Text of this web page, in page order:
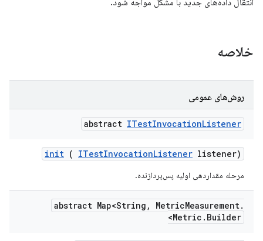
انتقال داده‌های جدید با مشکل مواجه شود.
خلاصه
روش‌های عمومی
abstract ITestInvocationListener
init ( ITestInvocationListener listener)
مرحله مقداردهی اولیه پس‌پردازنده.
abstract Map<String , MetricMeasurement.
Metric . Builder>